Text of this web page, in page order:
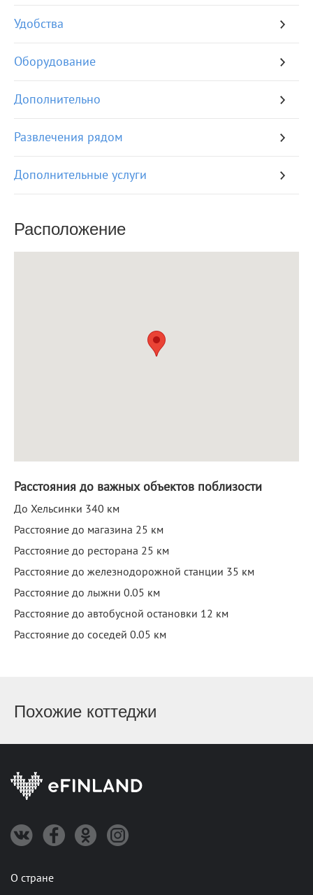
Удобства
Оборудование
Дополнительно
Развлечения рядом
Дополнительные услуги
Расположение
Расстояния до важных объектов поблизости
До Хельсинки 340 км
Расстояние до магазина 25 км
Расстояние до ресторана 25 км
Расстояние до железнодорожной станции 35 км
Расстояние до лыжни 0.05 км
Расстояние до автобусной остановки 12 км
Расстояние до соседей 0.05 км
Похожие коттеджи
О стране